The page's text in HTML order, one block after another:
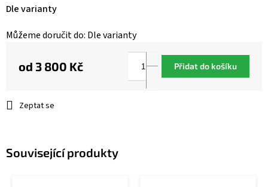
Zeptat se
Můžeme doručit do: Dle varianty
Dle varianty
od 3 800 Kč Přidat do košíku
Související produkty